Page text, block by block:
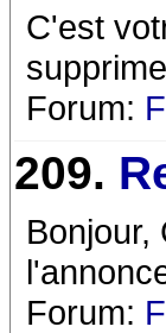
C'est
Forum:
209.
Bonjour,
Forum: